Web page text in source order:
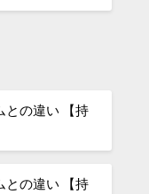
との違い 【持
との違い 【持